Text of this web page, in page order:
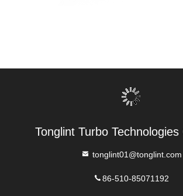
Tonglint Turbo
tonglint01@tonglint.com
86-510-85071192